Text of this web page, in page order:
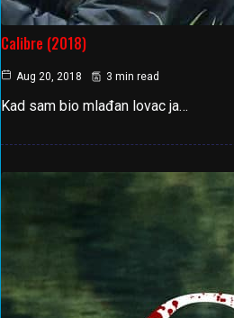
Calibre (2018)
Aug 20, 2018 3 min read
Kad sam bio mlađan lovac ja…